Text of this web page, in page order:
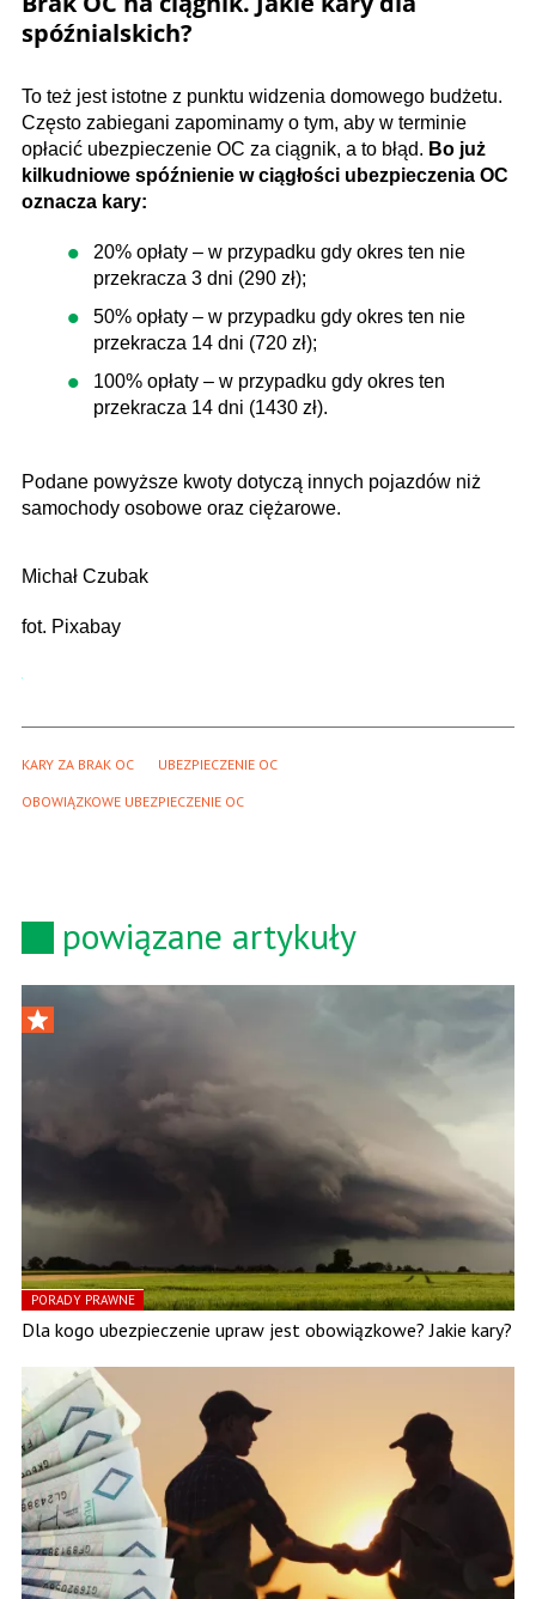
spóźnialskich?
To też jest istotne z punktu widzenia domowego budżetu.
Często zabiegani zapominamy o tym, aby w terminie
opłacić ubezpieczenie OC za ciągnik, a to błąd. Bo już
kilkudniowe spóźnienie w ciągłości ubezpieczenia OC
oznacza kary:
20% opłaty – w przypadku gdy okres ten nie
przekracza 3 dni (290 zł);
50% opłaty – w przypadku gdy okres ten nie
przekracza 14 dni (720 zł);
100% opłaty – w przypadku gdy okres ten
przekracza 14 dni (1430 zł).
Podane powyższe kwoty dotyczą innych pojazdów niż
samochody osobowe oraz ciężarowe.
Michał Czubak
fot. Pixabay
KARY ZA BRAK OC UBEZPIECZENIE OC
OBOWIĄZKOWE UBEZPIECZENIE OC
powiązane artykuły
PORADY PRAWNE
Dla kogo ubezpieczenie upraw jest obowiązkowe? Jakie kary?